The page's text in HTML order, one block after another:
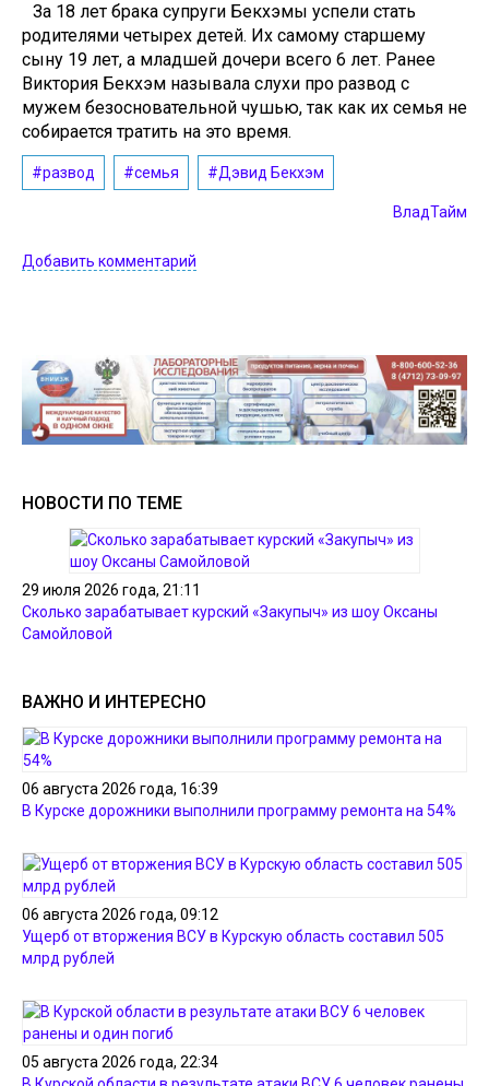
За 18 лет брака супруги Бекхэмы успели стать
родителями четырех детей. Их самому старшему
сыну 19 лет, а младшей дочери всего 6 лет. Ранее
Виктория Бекхэм называла слухи про развод с
мужем безосновательной чушью, так как их семья не
собирается тратить на это время.
#развод #семья #Дэвид Бекхэм
ВладТайм
Добавить комментарий
НОВОСТИ ПО ТЕМЕ
29 июля 2026 года, 21:11
Сколько зарабатывает курский «Закупыч» из шоу Оксаны
Самойловой
ВАЖНО И ИНТЕРЕСНО
06 августа 2026 года, 16:39
В Курске дорожники выполнили программу ремонта на 54%
06 августа 2026 года, 09:12
Ущерб от вторжения ВСУ в Курскую область составил 505
млрд рублей
05 августа 2026 года, 22:34